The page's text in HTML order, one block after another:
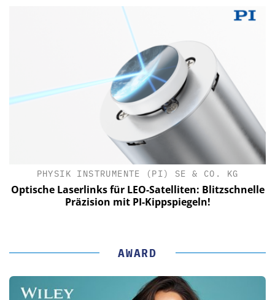
PHYSIK INSTRUMENTE (PI) SE & CO. KG
Optische Laserlinks für LEO-Satelliten: Blitzschnelle
Präzision mit PI-Kippspiegeln!
AWARD